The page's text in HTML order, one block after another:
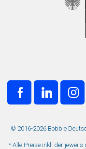
© 2016-2026 Bobbie
* Alle Preise inkl. der